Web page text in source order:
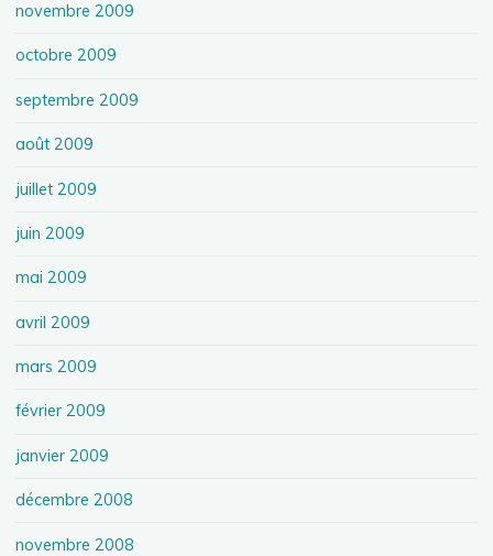
novembre 2009
octobre 2009
septembre 2009
août 2009
juillet 2009
juin 2009
mai 2009
avril 2009
mars 2009
février 2009
janvier 2009
décembre 2008
novembre 2008